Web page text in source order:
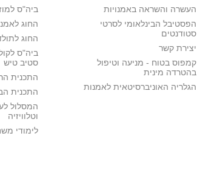
העשרה והשראה באמנויות
הפסטיבל הבינלאומי לסרטי
סטודנטים
יצירת קשר
קמפוס בטוח - מניעה וטיפול
בהטרדה מינית
הגלריה האוניברסיטאית לאמנות
ביה"ס
החוג
החוג
ביה"ס
סטיב טיש
התכנית
התכנית
המסלול
וטלוויזיה
לימודי